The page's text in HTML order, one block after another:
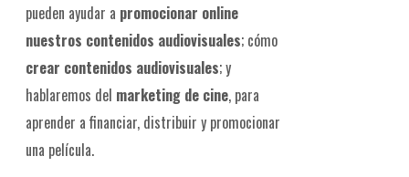
pueden ayudar a promocionar online
nuestros contenidos audiovisuales; cómo
crear contenidos audiovisuales; y
hablaremos del marketing de cine, para
aprender a financiar, distribuir y promocionar
una película.